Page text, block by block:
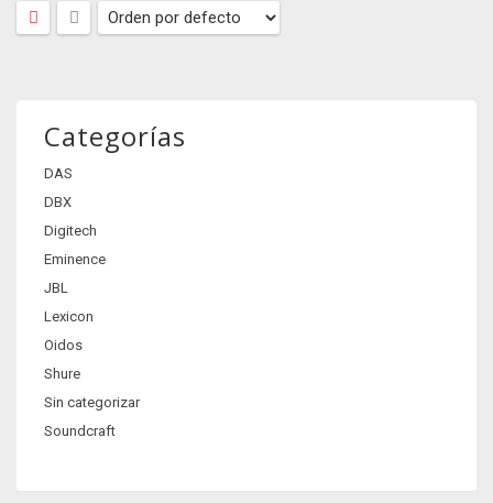
Categorías
DAS
DBX
Digitech
Eminence
JBL
Lexicon
Oidos
Shure
Sin categorizar
Soundcraft